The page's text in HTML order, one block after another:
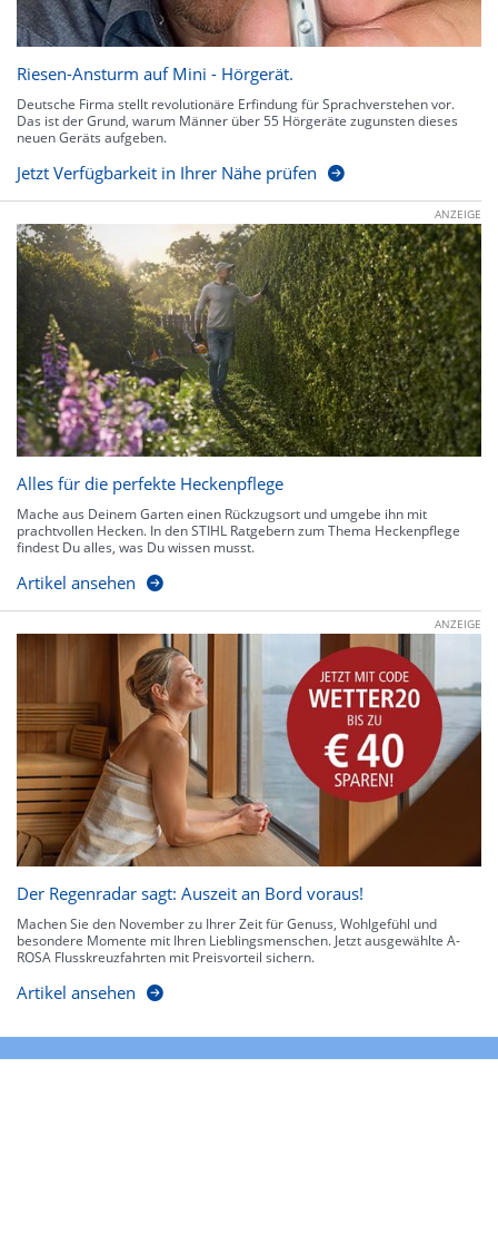
Riesen-Ansturm auf Mini - Hörgerät.
Deutsche Firma stellt revolutionäre Erfindung für Sprachverstehen vor.
Das ist der Grund, warum Männer über 55 Hörgeräte zugunsten dieses
neuen Geräts aufgeben.
Jetzt Verfügbarkeit in Ihrer Nähe prüfen
ANZEIGE
Alles für die perfekte Heckenpflege
Mache aus Deinem Garten einen Rückzugsort und umgebe ihn mit
prachtvollen Hecken. In den STIHL Ratgebern zum Thema Heckenpflege
findest Du alles, was Du wissen musst.
Artikel ansehen
ANZEIGE
Der Regenradar sagt: Auszeit an Bord voraus!
Machen Sie den November zu Ihrer Zeit für Genuss, Wohlgefühl und
besondere Momente mit Ihren Lieblingsmenschen. Jetzt ausgewählte A-
ROSA Flusskreuzfahrten mit Preisvorteil sichern.
Artikel ansehen